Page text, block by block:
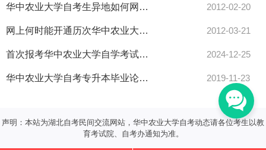
华中农业大学自考生异地如何网上报名 2012-02-20
网上何时能开通历次华中农业大学自考成绩查询 2012-03-21
首次报考华中农业大学自学考试，需要花多长时间？ 2024-12-25
华中农业大学自考专升本毕业论文什么时候交 2019-11-23
声明：本站为湖北自考民间交流网站，华中农业大学自考动态请各位考生以教
育考试院、自考办通知为准。